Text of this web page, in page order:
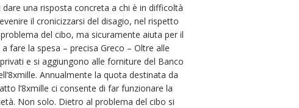
una risposta concreta a chi è in difficoltà
il cronicizzarsi del disagio, nel rispetto
del cibo, ma sicuramente aiuta per il
fare la spesa – precisa Greco – Oltre alle
e si aggiungono alle forniture del Banco
Annualmente la quota destinata da
l’8xmille ci consente di far funzionare la
Non solo. Dietro al problema del cibo si